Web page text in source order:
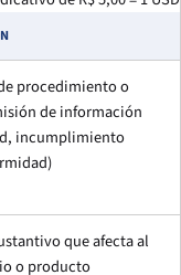
procedimiento o
de información
incumplimiento
que afecta al
o producto